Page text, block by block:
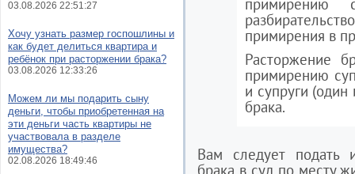
примирению
примирения в
Расторжение
примирению
и супруги
брака.
Вам следует подать
брака в суд по месту
03.08.2026 22:51:27
Хочу узнать размер госпошлины и
как будет делиться квартира и
ребёнок при расторжении брака?
03.08.2026 12:33:26
Можем ли мы подарить сыну
деньги, чтобы приобретенная на
эти деньги часть квартиры не
участвовала в разделе
имущества?
02.08.2026 18:49:46